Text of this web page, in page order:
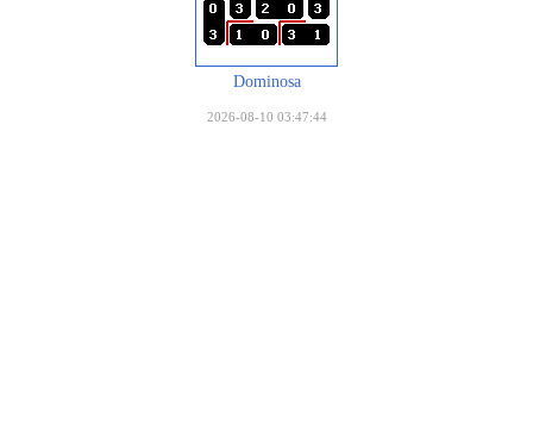
Dominosa
2026-08-10 03:47:44